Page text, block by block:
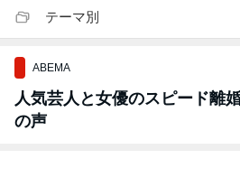
テーマ別
ABEMA
人気芸人と女優のスピード離
の声